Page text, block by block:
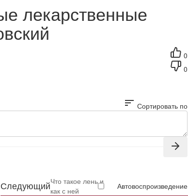
лекарственные
0
0
sort Сортировать по
Следующий Автовоспроизведение
Что такое лень и
как с ней